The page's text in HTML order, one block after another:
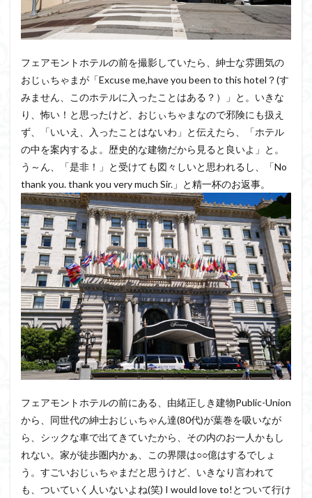
フェアモントホテルの前を撮影していたら、紳士な雰囲気の
おじぃちゃまが「Excuse me,have you been to this hotel？(す
みません、このホテルに入ったことはある？）」と。いきな
り、怖い！と思ったけど、おじぃちゃまなので邪険にも扱え
ず、「いいえ、入ったことはないわ」と伝えたら、「ホテル
の中を案内するよ。歴史的な建物だから見ると良いよ」と。
う～ん、「是非！」と受けても図々しいと思われるし、「No
thank you. thank you very much Sir.」と精一杯のお返事。
フェアモントホテルの前にある、由緒正しき建物Public-Union
から、同世代の紳士おじぃちゃん達(80代)が葉巻を吸いなが
ら、シックな車で出てきていたから、その内のお一人かもし
れない。家が徒歩圏内かぁ、この界隈は○○億はするでしょ
う。すごいおじぃちゃまだと思うけど、いきなり言われて
も、ついていく人いないよね(笑) I would love to!とついて行け